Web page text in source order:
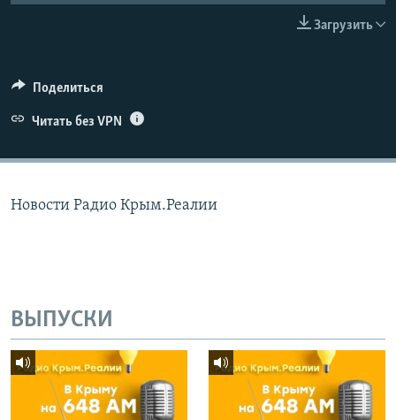
ELIFBE
УКРАИНСКАЯ ПРОБЛЕМА КРЫМА
Загрузить
Поделиться
Читать без VPN
Новости Радио Крым.Реалии
ВЫПУСКИ